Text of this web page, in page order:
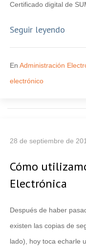
Certificado digital de
Seguir leyendo
En Administración
electrónico
28 de septiembre de
Cómo
Electrónica
Después de haber
existen las copias de
lado), hoy toca echarle